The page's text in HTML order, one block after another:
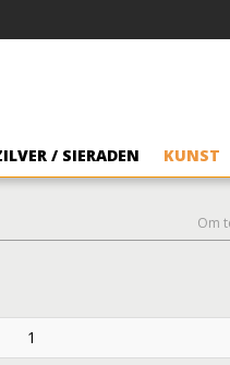
/ SIERADEN KUNST
Om
1